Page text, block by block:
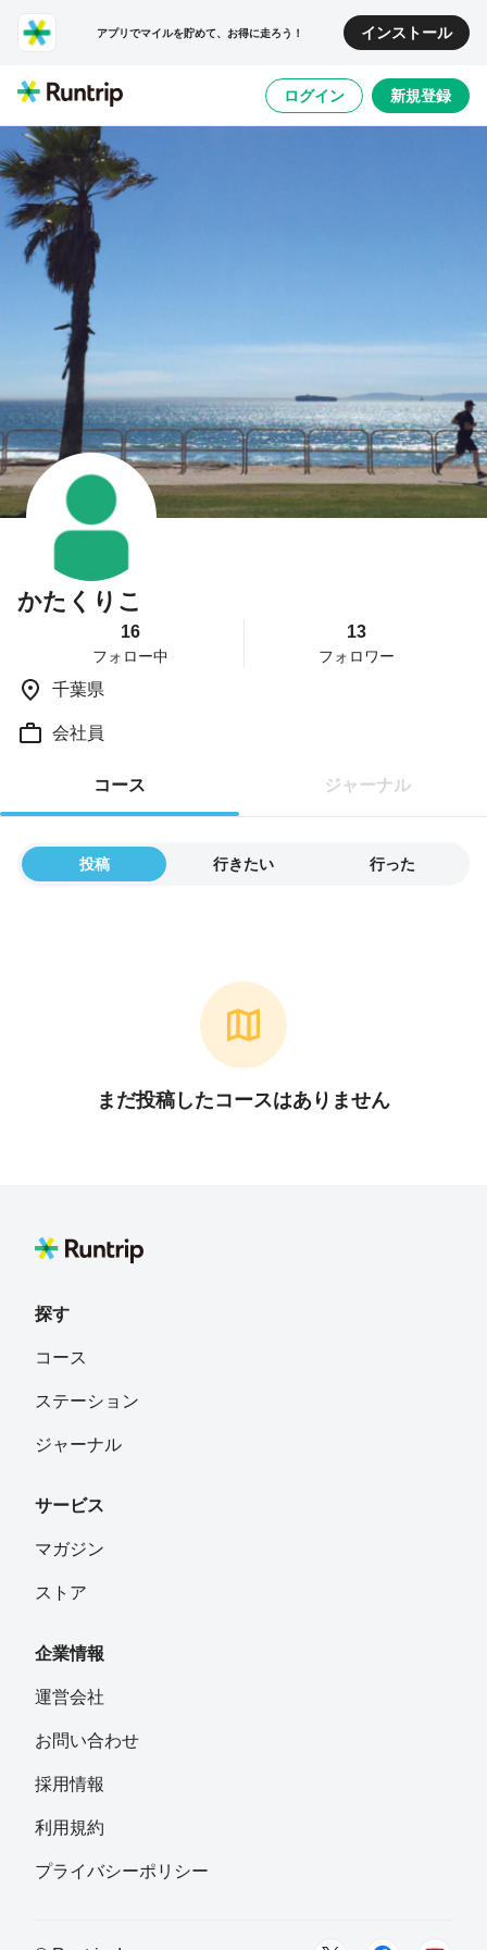
アプリでマイルを貯めて、お得に走ろう！ インストール
ログイン 新規登録
かたくりこ
16
フォロー中
13
フォロワー
千葉県
会社員
コース ジャーナル
投稿 行きたい 行った
まだ投稿したコースはありません
探す
コース
ステーション
ジャーナル
サービス
マガジン
ストア
企業情報
運営会社
お問い合わせ
採用情報
利用規約
プライバシーポリシー